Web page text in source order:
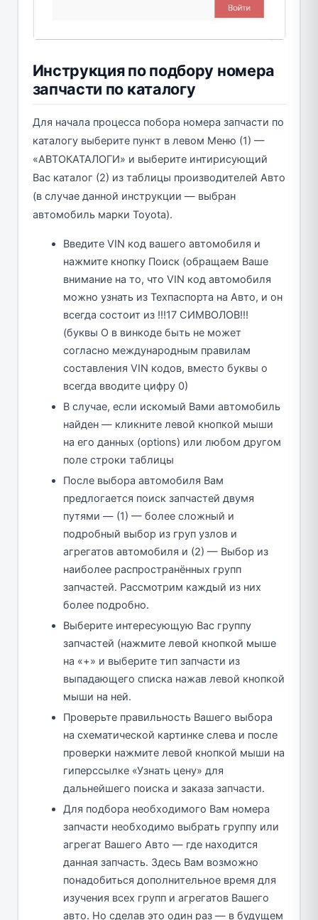
Инструкция по подбору номера
запчасти по каталогу
Для начала процесса побора номера запчасти по
каталогу выберите пункт в левом Меню (1) —
«АВТОКАТАЛОГИ» и выберите интирисующий
Вас каталог (2) из таблицы производителей Авто
(в случае данной инструкции — выбран
автомобиль марки Toyota).
Введите VIN код вашего автомобиля и
нажмите кнопку Поиск (обращаем Ваше
внимание на то, что VIN код автомобиля
можно узнать из Техпаспорта на Авто, и он
всегда состоит из !!!17 СИМВОЛОВ!!!
(буквы O в винкоде быть не может
согласно международным правилам
составления VIN кодов, вместо буквы о
всегда вводите цифру 0)
В случае, если искомый Вами автомобиль
найден — кликните левой кнопкой мыши
на его данных (options) или любом другом
поле строки таблицы
После выбора автомобиля Вам
предлогается поиск запчастей двумя
путями — (1) — более сложный и
подробный выбор из груп узлов и
агрегатов автомобиля и (2) — Выбор из
наиболее распространённых групп
запчастей. Рассмотрим каждый из них
более подробно.
Выберите интересующую Вас группу
запчастей (нажмите левой кнопкой мыше
на «+» и выберите тип запчасти из
выпадающего списка нажав левой кнопкой
мыши на ней.
Проверьте правильность Вашего выбора
на схематической картинке слева и после
проверки нажмите левой кнопкой мыши на
гиперссылке «Узнать цену» для
дальнейшего поиска и заказа запчасти.
Для подбора необходимого Вам номера
запчасти необходимо выбрать группу или
агрегат Вашего Авто — где находится
данная запчасть. Здесь Вам возможно
понадобиться дополнительное время для
изучения всех групп и агрегатов Вашего
авто. Но сделав это один раз — в будущем